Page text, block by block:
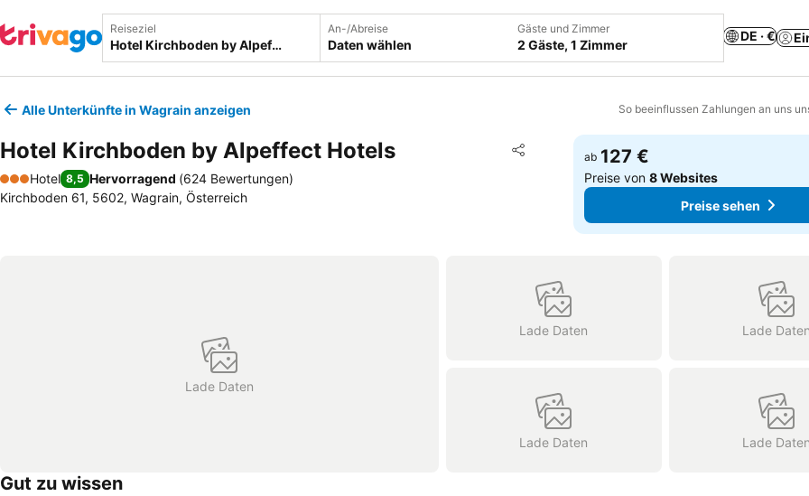
Reiseziel An-/Abreise
Daten wählen
Gäste und Zimmer
2 Gäste, 1 Zimmer
DE · €
Alle Unterkünfte in Wagrain anzeigen So beeinflussen Zahlungen an uns
Hotel Kirchboden by Alpeffect Hotels Teilen
Zu Favoriten hinzufügen
3 Sterne
Hotel 8,5 Hervorragend (624 Bewertungen)
Kirchboden 61, 5602, Wagrain, Österreich
ab 127 €
Preise von8 Websites
Preise sehen
Lade Daten
Lade Daten Lade Daten
Lade Daten Lade Daten
Gut zu wissen